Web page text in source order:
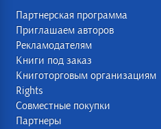
Партнерская программа
Приглашаем авторов
Рекламодателям
Книги под заказ
Книготорговым организациям
Rights
Совместные покупки
Партнеры